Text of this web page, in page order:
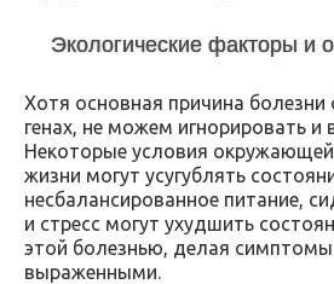
Экологические факторы и
Хотя основная причина
генах, не можем игнорировать и
Некоторые условия
жизни могут усугублять
несбалансированное питание,
и стресс могут ухудшить
этой болезнью, делая
выраженными.